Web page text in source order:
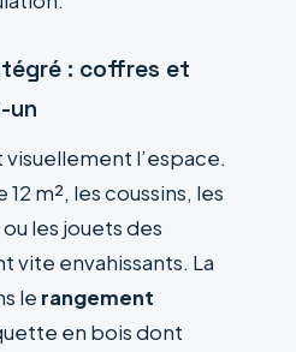
: coffres et
un
l’espace.
m², les coussins, les
les jouets des
vite envahissants. La
le rangement
en bois dont